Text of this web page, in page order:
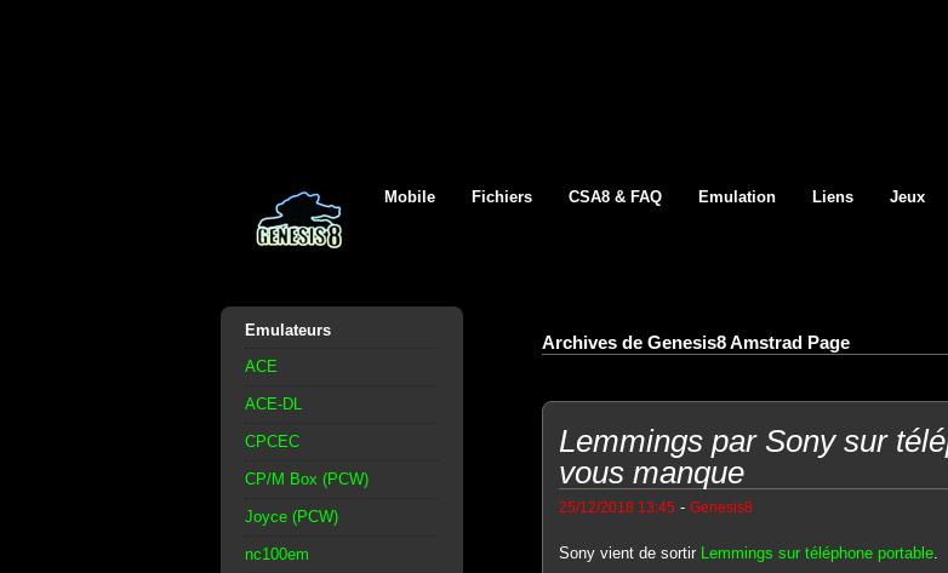
Mobile Fichiers CSA8 & FAQ Emulation Liens Jeux
Emulateurs
ACE
ACE-DL
CPCEC
CP/M Box (PCW)
Joyce (PCW)
nc100em
Archives de Genesis8 Amstrad Page
Lemmings par Sony sur
vous manque
25/12/2018 13:45 - Genesis8
Sony vient de sortir Lemmings sur téléphone portable.